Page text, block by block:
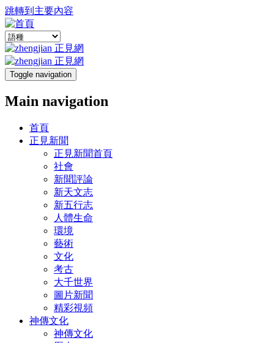
跳轉到主要內容
Toggle navigation
Main navigation
首頁
正見新聞
正見新聞首頁
社會
新聞評論
新天文志
新五行志
人體生命
環境
藝術
文化
考古
大千世界
圖片新聞
精彩視頻
神傳文化
神傳文化